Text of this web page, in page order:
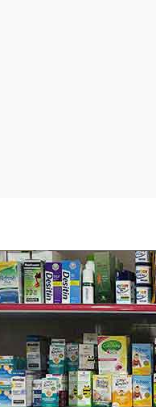
não và hệ thần kinh
sáng của mắt.
rối loạn học tập, các
dụng để cải thiện bệnh
khỏe. Tuy nhiên, cơ thể
yếu”.